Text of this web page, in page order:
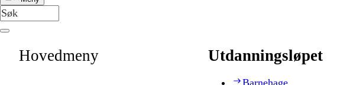
Hovedmeny Utdanningsløpet